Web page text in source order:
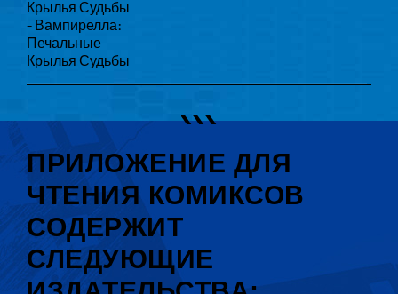
ПРИЛОЖЕНИЕ ДЛЯ
ЧТЕНИЯ КОМИКСОВ
СОДЕРЖИТ
СЛЕДУЮЩИЕ